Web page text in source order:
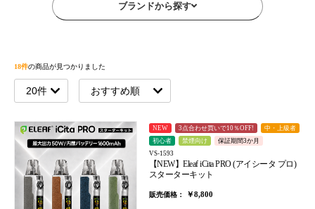
ブランドから探す
18件の商品が見つかりました
NEW 3点合わせ買いで10％OFF!
中・上級者
初心者
禁煙向け
保証期間3か月
VS-1593
【NEW】Eleaf iCita PRO (アイシータ プロ)
スターターキット
販売価格： ￥8,800